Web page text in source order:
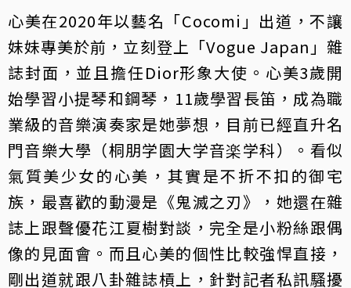
心美在2020年以藝名「Cocomi」出道，不讓
妹妹專美於前，立刻登上「Vogue Japan」雜
誌封面，並且擔任Dior形象大使。心美3歲開
始學習小提琴和鋼琴，11歲學習長笛，成為職
業級的音樂演奏家是她夢想，目前已經直升名
門音樂大學（桐朋学園大学音楽学科）。看似
氣質美少女的心美，其實是不折不扣的御宅
族，最喜歡的動漫是《鬼滅之刃》，她還在雜
誌上跟聲優花江夏樹對談，完全是小粉絲跟偶
像的見面會。而且心美的個性比較強悍直接，
剛出道就跟八卦雜誌槓上，針對記者私訊騷擾